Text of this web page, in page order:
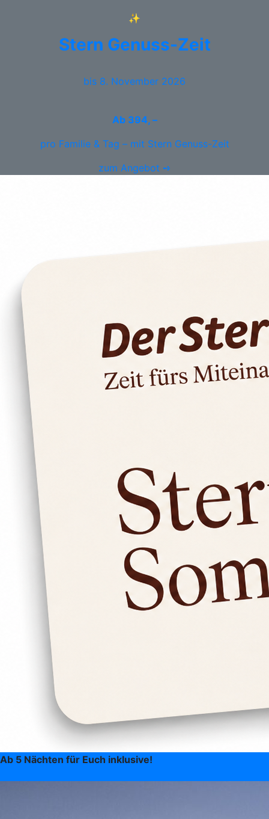
✨
Stern Genuss-Zeit
bis 8. November 2026
Ab 394, –
pro Familie & Tag – mit Stern Genuss-Zeit
zum Angebot ➺
Ab 5 Nächten für Euch inklusive!